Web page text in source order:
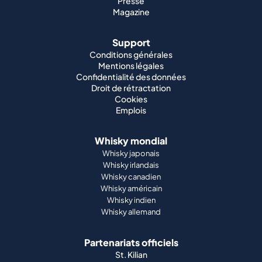
Magazine
Support
Conditions générales
Mentions légales
Confidentialité des données
Droit de rétractation
Cookies
Emplois
Whisky mondial
Whisky japonais
Whisky irlandais
Whisky canadien
Whisky américain
Whisky indien
Whisky allemand
Partenariats officiels
St. Kilian